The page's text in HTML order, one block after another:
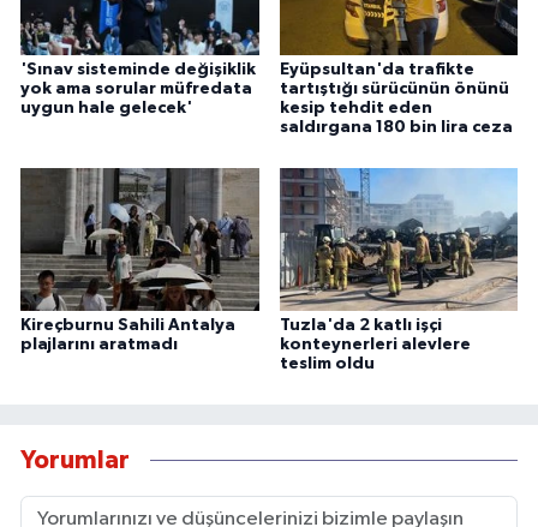
'Sınav sisteminde değişiklik
yok ama sorular müfredata
uygun hale gelecek'
Eyüpsultan'da trafikte
tartıştığı sürücünün önünü
kesip tehdit eden
saldırgana 180 bin lira ceza
Kireçburnu Sahili Antalya
plajlarını aratmadı
Tuzla'da 2 katlı işçi
konteynerleri alevlere
teslim oldu
Yorumlar